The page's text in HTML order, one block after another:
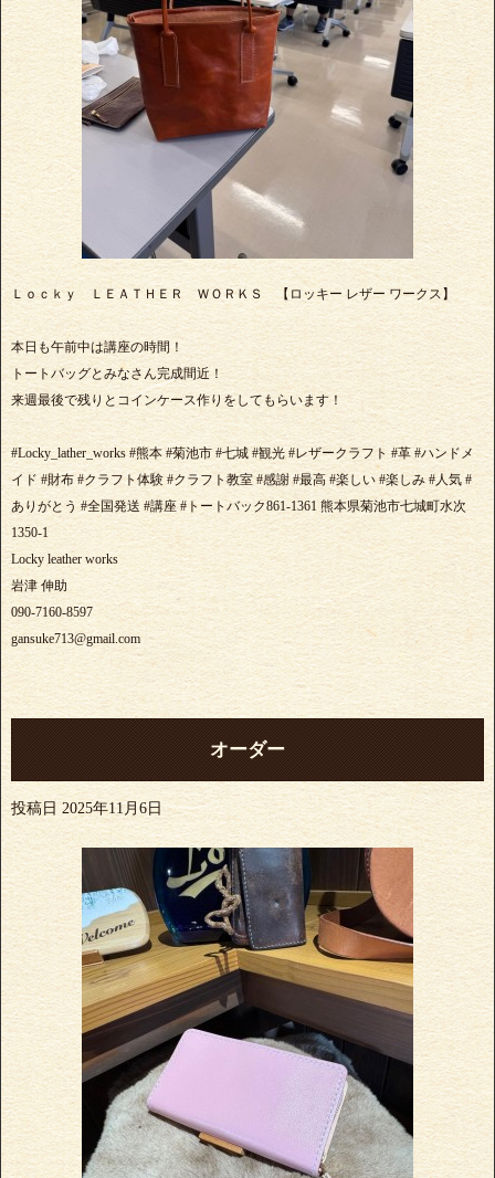
Ｌｏｃｋｙ ＬＥＡＴＨＥＲ ＷＯＲＫＳ 【ロッキー レザー ワークス】
本日も午前中は講座の時間！
トートバッグとみなさん完成間近！
来週最後で残りとコインケース作りをしてもらいます！
#Locky_lather_works #熊本 #菊池市 #七城 #観光 #レザークラフト #革 #ハンドメ
イド #財布 #クラフト体験 #クラフト教室 #感謝 #最高 #楽しい #楽しみ #人気 #
ありがとう #全国発送 #講座 #トートバック861-1361 熊本県菊池市七城町水次
1350-1
Locky leather works
岩津 伸助
090-7160-8597
gansuke713@gmail.com
オーダー
投稿日 2025年11月6日